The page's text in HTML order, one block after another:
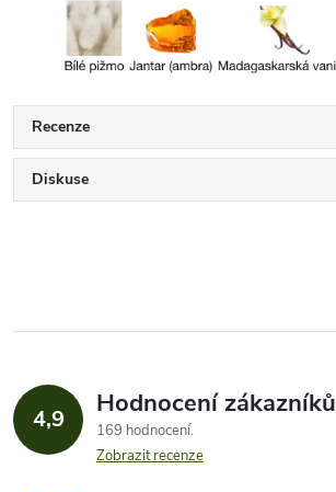
Recenze
Diskuse
4,9 Hodnocení zákazníků
169 hodnocení
Zobrazit recenze